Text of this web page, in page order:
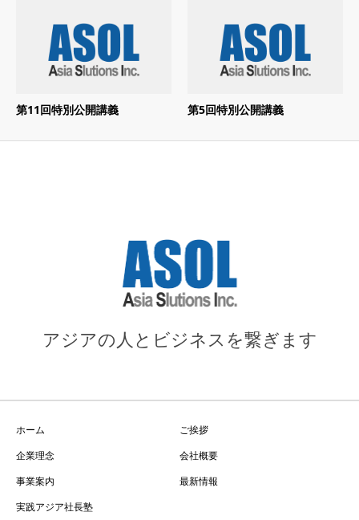
第11回特別公開講義 第5回特別公開講義
アジアの人とビジネスを繋ぎます
ホーム
ご挨拶
企業理念
会社概要
事業案内
最新情報
実践アジア社長塾